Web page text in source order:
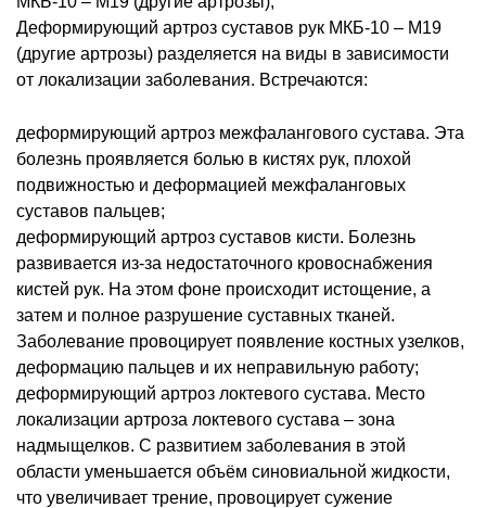
Деформирующий артроз суставов рук МКБ-10 – М19
(другие артрозы) разделяется на виды в зависимости
от локализации заболевания. Встречаются:
деформирующий артроз межфалангового сустава. Эта
болезнь проявляется болью в кистях рук, плохой
подвижностью и деформацией межфаланговых
суставов пальцев;
деформирующий артроз суставов кисти. Болезнь
развивается из-за недостаточного кровоснабжения
кистей рук. На этом фоне происходит истощение, а
затем и полное разрушение суставных тканей.
Заболевание провоцирует появление костных узелков,
деформацию пальцев и их неправильную работу;
деформирующий артроз локтевого сустава. Место
локализации артроза локтевого сустава – зона
надмыщелков. С развитием заболевания в этой
области уменьшается объём синовиальной жидкости,
что увеличивает трение, провоцирует сужение